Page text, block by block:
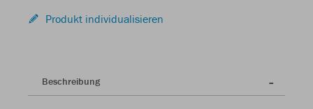
Produkt individualisieren
Beschreibung